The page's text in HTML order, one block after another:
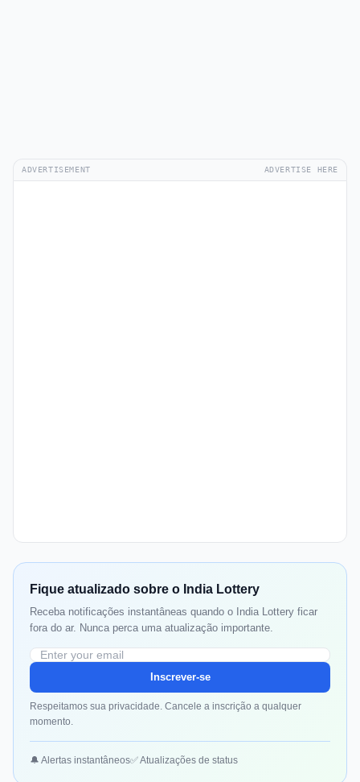
ADVERTISEMENT ADVERTISE HERE
Fique atualizado sobre o India Lottery
Receba notificações instantâneas quando o India Lottery ficar
fora do ar. Nunca perca uma atualização importante.
Inscrever-se
Respeitamos sua privacidade. Cancele a inscrição a qualquer
momento.
🔔 Alertas instantâneos✅ Atualizações de status